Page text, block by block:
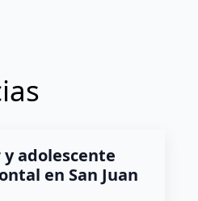
adolescente
en San Juan